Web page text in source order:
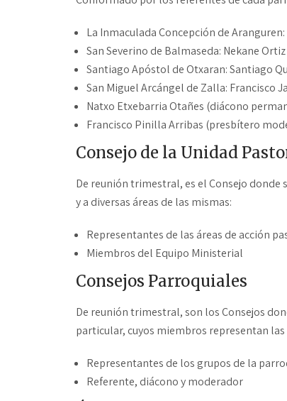
La Inmaculada Concepción de
San Severino de Balmaseda: Nekane
Santiago Apóstol de Otxaran: Santiago
San Miguel Arcángel de Zalla: Francisco
Natxo Etxebarria Otañes (diácono
Francisco Pinilla Arribas (presbítero
Consejo de la Unidad
De reunión trimestral, es el Consejo
y a diversas áreas de las mismas:
Representantes de las áreas de acción
Miembros del Equipo Ministerial
Consejos Parroquiales
De reunión trimestral, son los Consejos
particular, cuyos miembros representan
Representantes de los grupos de la
Referente, diácono y moderador